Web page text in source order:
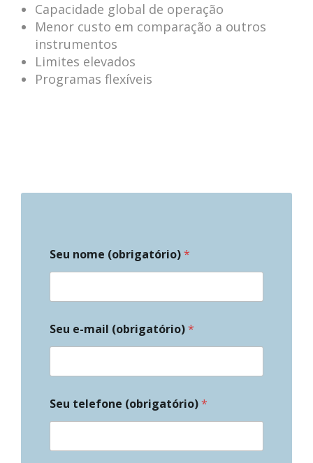
Capacidade global de operação
Menor custo em comparação a outros
instrumentos
Limites elevados
Programas flexíveis
Seu nome (obrigatório)*
Seu e-mail (obrigatório)*
Seu telefone (obrigatório)*